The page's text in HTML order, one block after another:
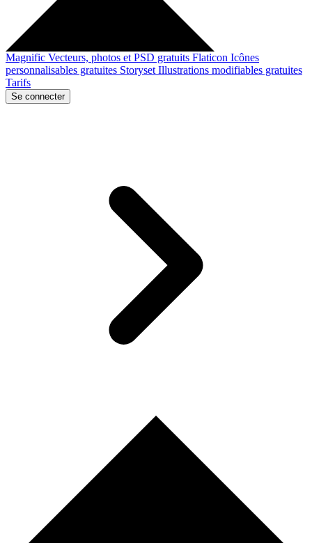
Magnific Vecteurs, photos et PSD gratuits Flaticon Icônes
personnalisables gratuites Storyset Illustrations modifiables gratuites
Tarifs
Se connecter